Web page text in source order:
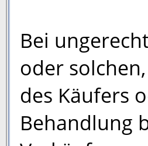
Bei
oder
des Käufers
Behandlung